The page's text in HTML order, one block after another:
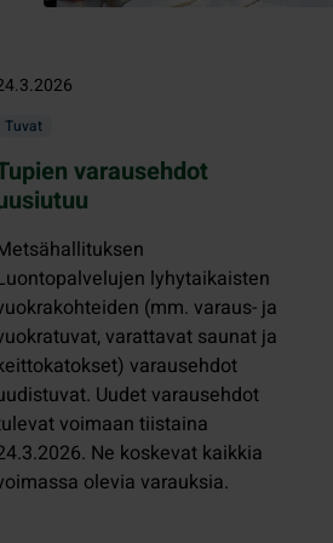
Tuvat
varausehdot
lyhytaikaisten
(mm. varaus- ja
varattavat saunat ja
varausehdot
Uudet varausehdot
voimaan tiistaina
Ne koskevat kaikkia
olevia varauksia.